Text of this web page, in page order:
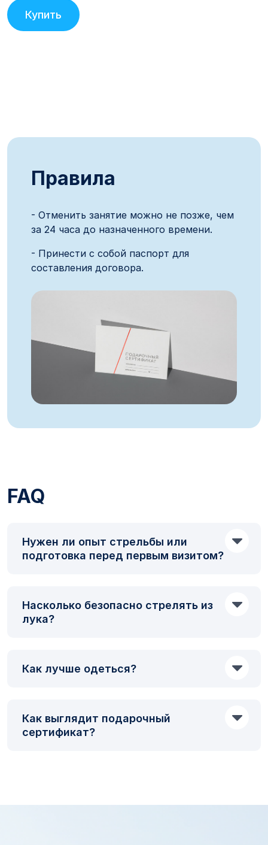
Купить
Правила
- Отменить занятие можно не позже, чем
за 24 часа до назначенного времени.
- Принести с собой паспорт для
составления договора.
FAQ
Нужен ли опыт стрельбы или
подготовка перед первым визитом?
Насколько безопасно стрелять из
лука?
Как лучше одеться?
Как выглядит подарочный
сертификат?